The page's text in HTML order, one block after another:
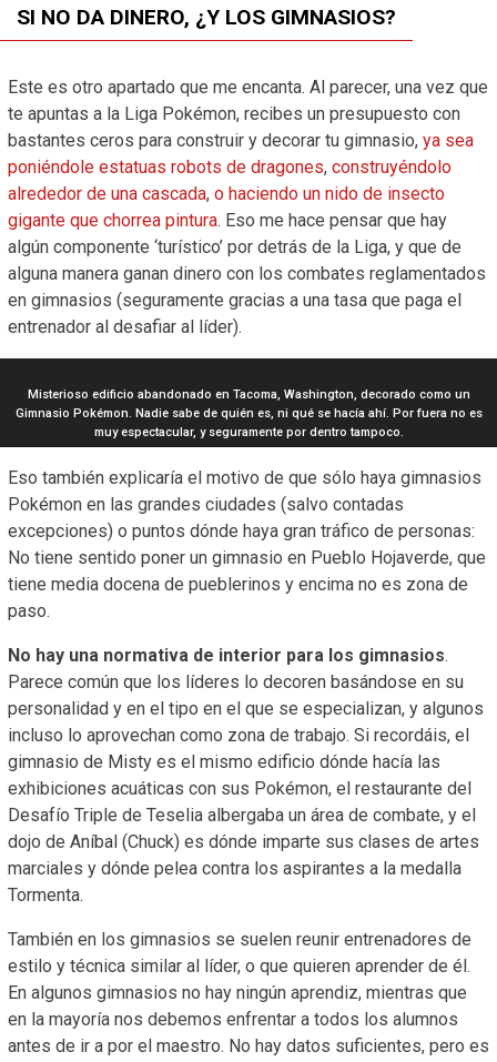
SI NO DA DINERO, ¿Y LOS GIMNASIOS?
Este es otro apartado que me encanta. Al parecer, una vez que
te apuntas a la Liga Pokémon, recibes un presupuesto con
bastantes ceros para construir y decorar tu gimnasio, ya sea
poniéndole estatuas robots de dragones, construyéndolo
alrededor de una cascada, o haciendo un nido de insecto
gigante que chorrea pintura. Eso me hace pensar que hay
algún componente ‘turístico’ por detrás de la Liga, y que de
alguna manera ganan dinero con los combates reglamentados
en gimnasios (seguramente gracias a una tasa que paga el
entrenador al desafiar al líder).
Misterioso edificio abandonado en Tacoma, Washington, decorado como un
Gimnasio Pokémon. Nadie sabe de quién es, ni qué se hacía ahí. Por fuera no es
muy espectacular, y seguramente por dentro tampoco.
Eso también explicaría el motivo de que sólo haya gimnasios
Pokémon en las grandes ciudades (salvo contadas
excepciones) o puntos dónde haya gran tráfico de personas:
No tiene sentido poner un gimnasio en Pueblo Hojaverde, que
tiene media docena de pueblerinos y encima no es zona de
paso.
No hay una normativa de interior para los gimnasios.
Parece común que los líderes lo decoren basándose en su
personalidad y en el tipo en el que se especializan, y algunos
incluso lo aprovechan como zona de trabajo. Si recordáis, el
gimnasio de Misty es el mismo edificio dónde hacía las
exhibiciones acuáticas con sus Pokémon, el restaurante del
Desafío Triple de Teselia albergaba un área de combate, y el
dojo de Aníbal (Chuck) es dónde imparte sus clases de artes
marciales y dónde pelea contra los aspirantes a la medalla
Tormenta.
También en los gimnasios se suelen reunir entrenadores de
estilo y técnica similar al líder, o que quieren aprender de él.
En algunos gimnasios no hay ningún aprendiz, mientras que
en la mayoría nos debemos enfrentar a todos los alumnos
antes de ir a por el maestro. No hay datos suficientes, pero es